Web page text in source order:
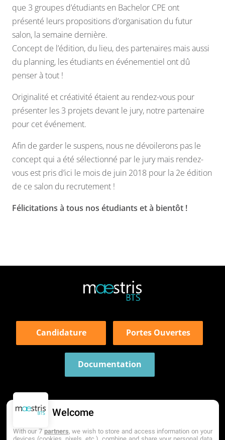
que 3 groupes d’étudiants en Bachelor CPE ont
présenté leurs propositions d’organisation du futur
salon, la semaine dernière.
Concept de l’édition, du lieu, des partenaires mais aussi
du planning, les étudiants en événementiel ont dû
penser à tout !
Originalité et créativité étaient au rendez-vous pour
présenter les 3 projets devant le jury, notre partenaire
pour cet événement.
Afin de garder le suspens, nous ne dévoilerons pas le
concept qui a été sélectionné par le jury mais rendez-
vous est pris d’ici le mois de juin 2018 pour la 2e édition
de ce salon du recrutement !
Félicitations à tous nos étudiants et à bientôt !
Candidature Portes Ouvertes
Documentation
Welcome
With our 7 partners, we wish to store and access information on your
devices (cookies, pixels, etc.), combine and share your personal data